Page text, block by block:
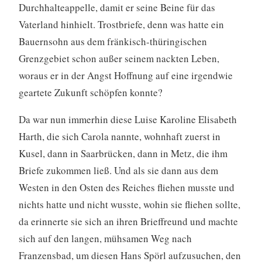
Durchhalteappelle, damit er seine Beine für das
Vaterland hinhielt. Trostbriefe, denn was hatte ein
Bauernsohn aus dem fränkisch-thüringischen
Grenzgebiet schon außer seinem nackten Leben,
woraus er in der Angst Hoffnung auf eine irgendwie
geartete Zukunft schöpfen konnte?
Da war nun immerhin diese Luise Karoline Elisabeth
Harth, die sich Carola nannte, wohnhaft zuerst in
Kusel, dann in Saarbrücken, dann in Metz, die ihm
Briefe zukommen ließ. Und als sie dann aus dem
Westen in den Osten des Reiches fliehen musste und
nichts hatte und nicht wusste, wohin sie fliehen sollte,
da erinnerte sie sich an ihren Brieffreund und machte
sich auf den langen, mühsamen Weg nach
Franzensbad, um diesen Hans Spörl aufzusuchen, den